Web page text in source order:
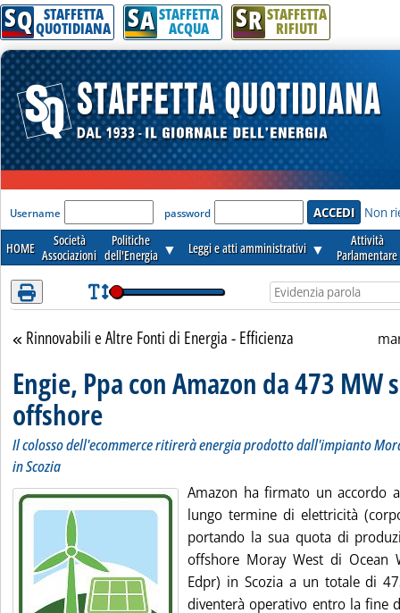
Attenzione! Esegui l'accesso per lèggere interamente la notizia.
SQ STAFFETTA
QUOTIDIANA SA STAFFETTA
ACQUA SR STAFFETTA
RIFIUTI
'Modulo Login per accedere'
Username password Non
HOME
Società
Associazioni
Politiche
dell'Energia ▼ Leggi e atti amministrativi ▼
Attività
Parlamentare
Torna alla sezione
Rinnovabili e Altre Fonti di Energia - Efficienza
Engie, Ppa con Amazon da 473 MW
offshore
Il colosso dell'ecommerce ritirerà energia prodotto dall'impianto
in Scozia
Amazon ha firmato un accordo
lungo termine di elettricità
portando la sua quota di
offshore Moray West di Ocean
Edpr) in Scozia a un totale di
diventerà operativo entro la fine